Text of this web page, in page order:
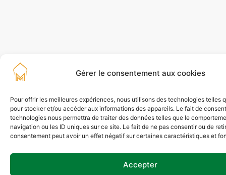
Gérer le consentement aux cookies
Pour offrir les meilleures expériences, nous utilisons des technologies telles
pour stocker et/ou accéder aux informations des appareils. Le fait de
technologies nous permettra de traiter des données telles que le
navigation ou les ID uniques sur ce site. Le fait de ne pas consentir ou de
consentement peut avoir un effet négatif sur certaines caractéristiques et
Accepter